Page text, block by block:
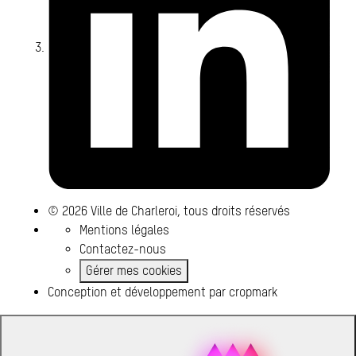
© 2026 Ville de Charleroi, tous droits réservés
Mentions légales
Contactez-nous
Gérer mes cookies
Conception et développement par cropmark